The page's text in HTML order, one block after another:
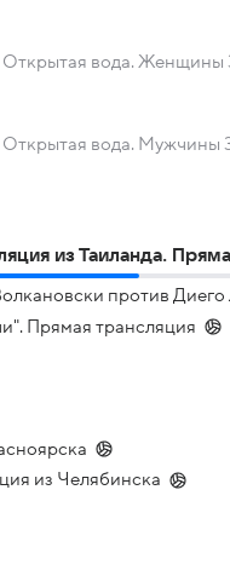
вода. Женщины
вода. Мужчины
из Таиланда.
против Диего
Прямая трансляция
из Челябинска